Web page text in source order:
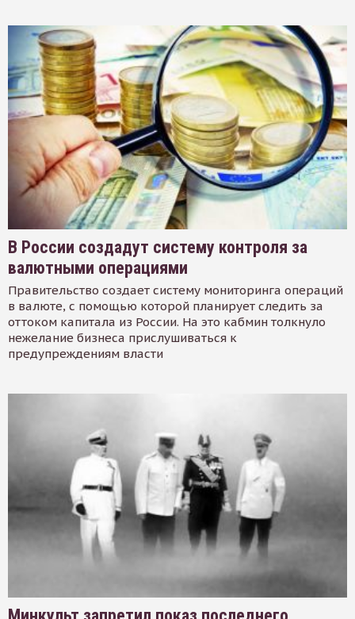
В России создадут систему контроля за
валютными операциями
Правительство создает систему мониторинга операций
в валюте, с помощью которой планирует следить за
оттоком капитала из России. На это кабмин толкнуло
нежелание бизнеса прислушиваться к
предупреждениям власти